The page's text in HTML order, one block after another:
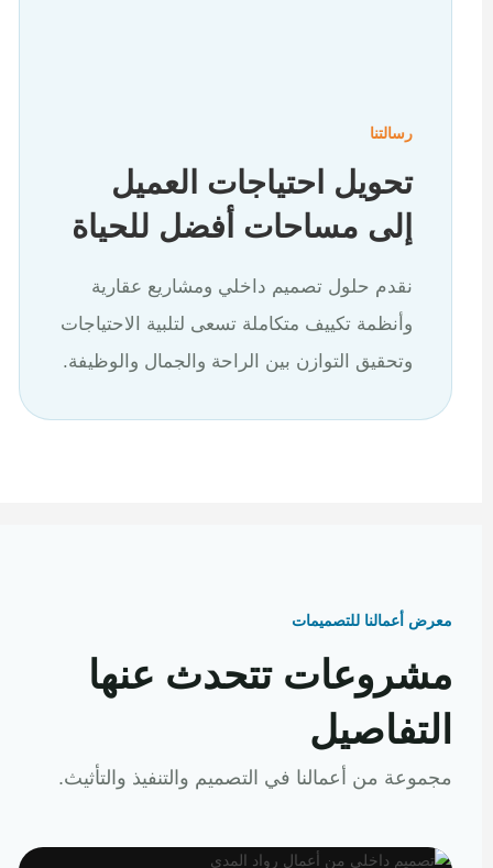
رسالتنا
تحويل احتياجات العميل
إلى مساحات أفضل للحياة
نقدم حلول تصميم داخلي ومشاريع عقارية
وأنظمة تكييف متكاملة تسعى لتلبية الاحتياجات
وتحقيق التوازن بين الراحة والجمال والوظيفة.
معرض أعمالنا للتصميمات
مشروعات تتحدث عنها
التفاصيل
مجموعة من أعمالنا في التصميم والتنفيذ والتأثيث.